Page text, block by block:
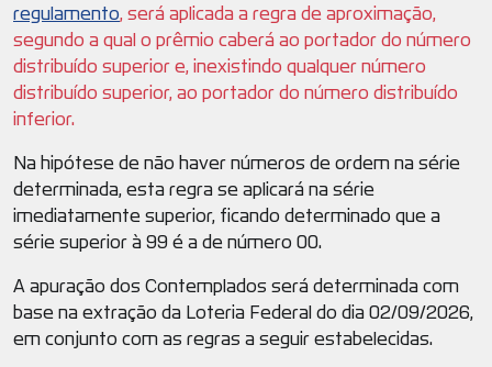
regulamento, será aplicada a regra de aproximação,
segundo a qual o prêmio caberá ao portador do número
distribuído superior e, inexistindo qualquer número
distribuído superior, ao portador do número distribuído
inferior.
Na hipótese de não haver números de ordem na série
determinada, esta regra se aplicará na série
imediatamente superior, ficando determinado que a
série superior à 99 é a de número 00.
A apuração dos Contemplados será determinada com
base na extração da Loteria Federal do dia 02/09/2026,
em conjunto com as regras a seguir estabelecidas.